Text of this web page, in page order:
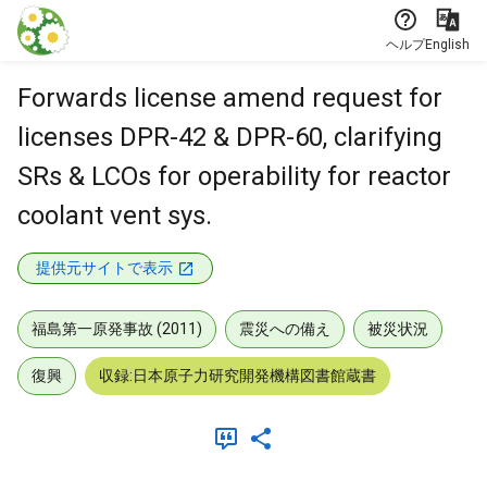
本文に飛ぶ
ヘルプEnglish
Forwards license amend request for
licenses DPR-42 & DPR-60, clarifying
SRs & LCOs for operability for reactor
coolant vent sys.
提供元サイトで表示
福島第一原発事故 (2011) 震災への備え 被災状況
復興 収録:日本原子力研究開発機構図書館蔵書